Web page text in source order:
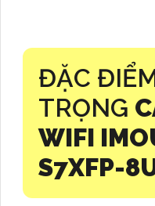
ĐẶC
TRỌNG
WIFI
S7XFP-